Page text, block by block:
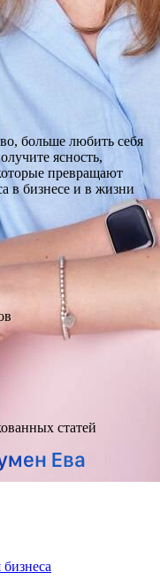
больше любить себя
ясность,
превращают
в бизнесе и в жизни
статей